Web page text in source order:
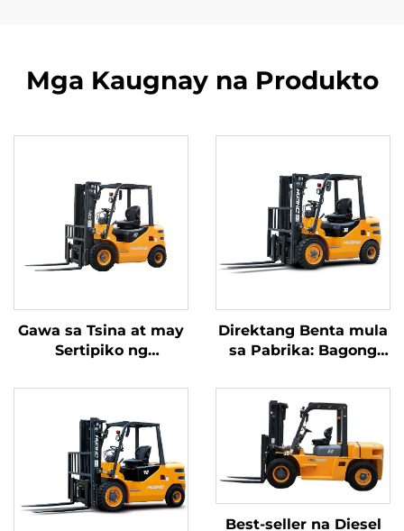
Mga Kaugnay na Produkto
Gawa sa Tsina at may
Sertipiko ng
benta mula sa pabrika
forklift
Direktang Benta mula
sa Pabrika: Bagong
na 4-Wheel, Diesel na
Forklift na may
Kakayahan sa 3
Tonelada para sa
Taong 2025
Best-seller na Diesel